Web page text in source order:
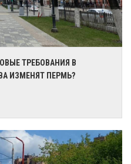
ТРЕБОВАНИЯ В
ИЗМЕНЯТ ПЕРМЬ?